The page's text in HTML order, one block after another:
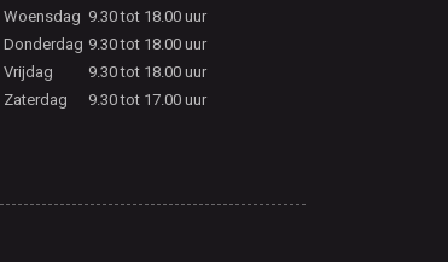
Woensdag 9.30 tot 18.00 uur
Donderdag 9.30 tot 18.00 uur
Vrijdag
9.30 tot 18.00 uur
Zaterdag
9.30 tot 17.00 uur